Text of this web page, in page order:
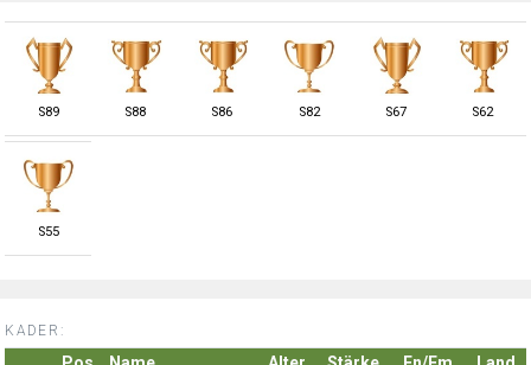
S89 S88 S86 S82 S67 S62
S55
KADER: